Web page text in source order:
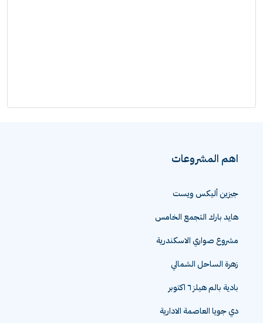
اهم المشروعات
جيزين أليكس ويست
هايد بارك التجمع الخامس
مشروع صواري الاسكندرية
زهرة الساحل الشمالي
بادية بالم هيلز ٦ اكتوبر
دي جويا العاصمة الادارية